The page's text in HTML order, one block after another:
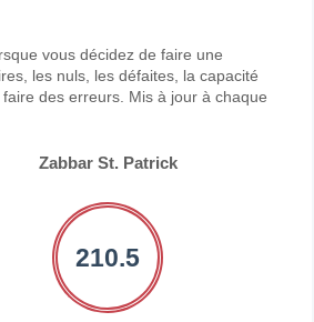
vous décidez de faire une
les nuls, les défaites, la capacité
des erreurs. Mis à jour à chaque
Zabbar St. Patrick
210.5